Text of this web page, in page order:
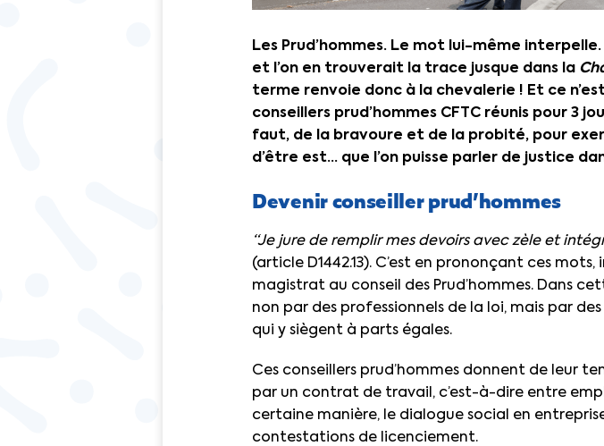
Les Prud’hommes. Le mot lui-même
et l’on en trouverait la trace jusque dans la
terme renvoie donc à la chevalerie ! Et ce
conseillers prud’hommes CFTC réunis pour 3
faut, de la bravoure et de la probité, pour
d’être est… que l’on puisse parler de justice
Devenir conseiller prud’hommes
“Je jure de remplir mes devoirs avec zèle et
(article D1442.13). C’est en prononçant ces
magistrat au conseil des Prud’hommes. Dans
non par des professionnels de la loi, mais par
qui y siègent à parts égales.
Ces conseillers prud’hommes donnent de leur
par un contrat de travail, c’est-à-dire entre
certaine manière, le dialogue social en
contestations de licenciement.